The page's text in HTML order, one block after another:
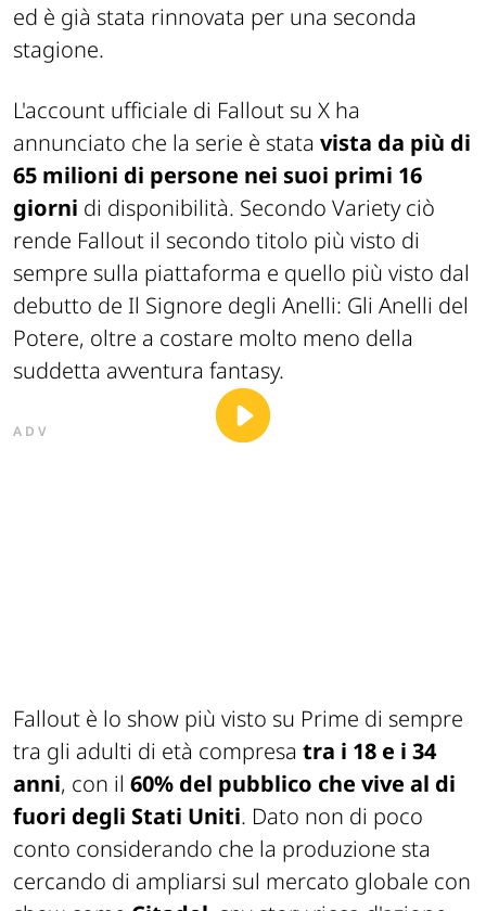
ed è già stata rinnovata per una seconda
stagione.
L'account ufficiale di Fallout su X ha
annunciato che la serie è stata vista da più di
65 milioni di persone nei suoi primi 16
giorni di disponibilità. Secondo Variety ciò
rende Fallout il secondo titolo più visto di
sempre sulla piattaforma e quello più visto dal
debutto de Il Signore degli Anelli: Gli Anelli del
Potere, oltre a costare molto meno della
suddetta avventura fantasy.
ADV
Fallout è lo show più visto su Prime di sempre
tra gli adulti di età compresa tra i 18 e i 34
anni, con il 60% del pubblico che vive al di
fuori degli Stati Uniti. Dato non di poco
conto considerando che la produzione sta
cercando di ampliarsi sul mercato globale con